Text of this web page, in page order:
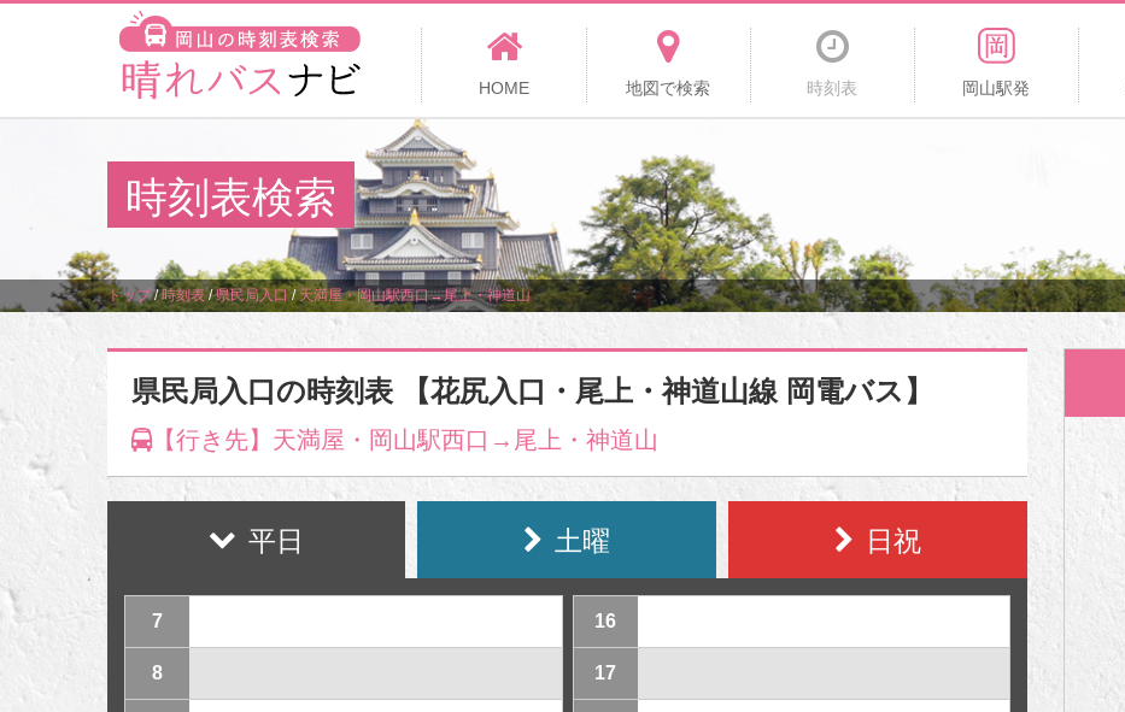
HOME 地図で検索 時刻表 岡山駅発
時刻表検索
トップ/時刻表/県民局入口/天満屋・岡山駅西口→尾上・神道山
県民局入口の時刻表 【花尻入口・尾上・神道山線 岡電バス】
【行き先】天満屋・岡山駅西口→尾上・神道山
平日 土曜 日祝
7
8
16
17